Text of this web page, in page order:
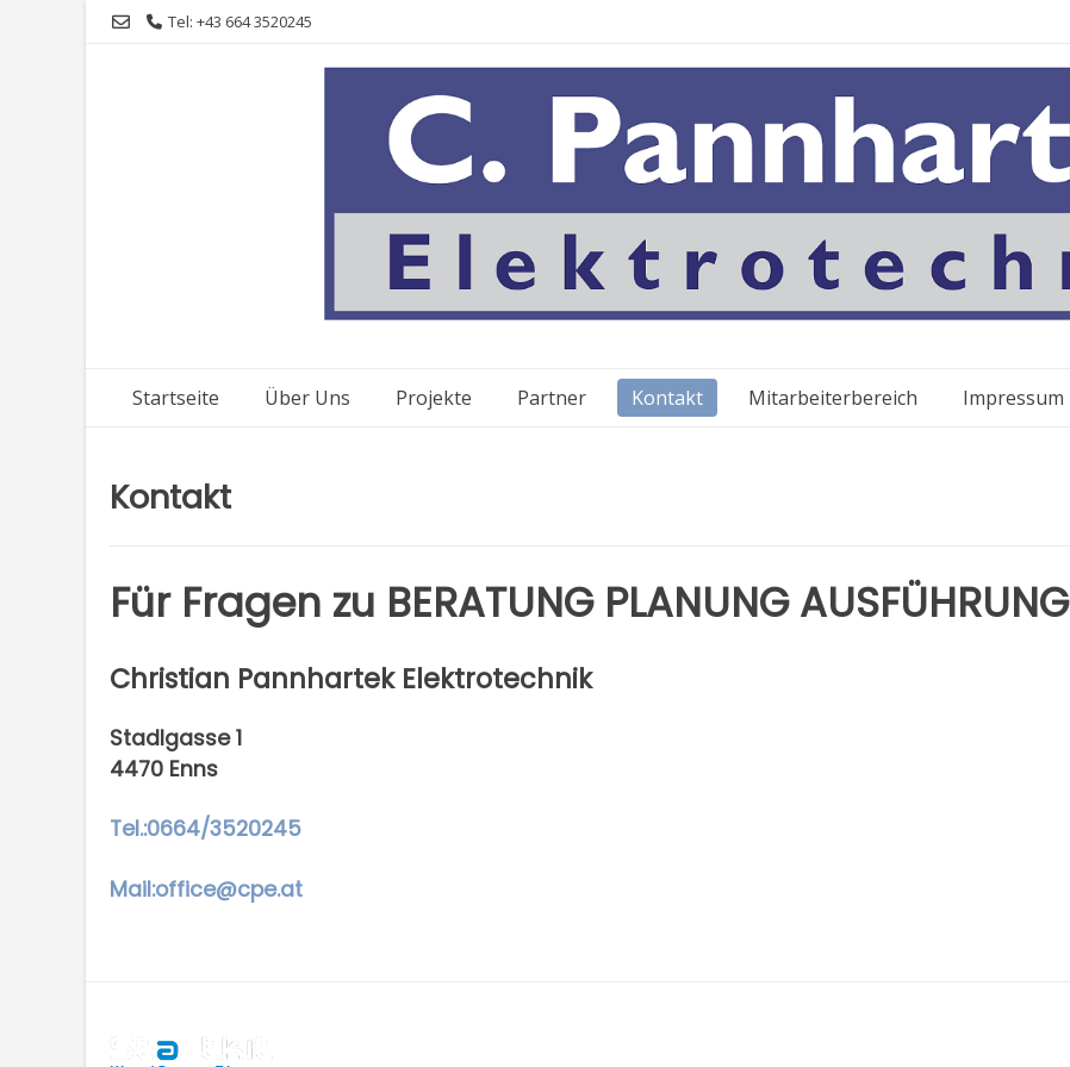
Skip
Tel: +43 664 3520245
Startseite Über Uns Projekte Partner Kontakt Mitarbeiterbereich Impressum
Kontakt
Für Fragen zu BERATUNG PLANUNG AUSFÜHRUNG
Christian Pannhartek Elektrotechnik
Stadlgasse 1
4470 Enns
Tel.:0664/3520245
Mail:office@cpe.at